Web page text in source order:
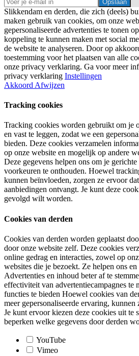
Opslaan
Slikkendam en derden, die zich (deels)
maken gebruik van cookies, om onze
gepersonaliseerde advertenties te tonen
koppeling te kunnen maken met social
de website te analyseren. Door op
toestemming voor het plaatsen van alle
onze privacy verklaring. Ga voor meer
privacy verklaring Instellingen
Akkoord Afwijzen
Tracking cookies
Tracking cookies worden gebruikt om je
en vast te leggen, zodat we een
bieden. Deze cookies verzamelen
op onze website en mogelijk op andere
Deze gegevens helpen ons om je
voorkeuren te onthouden. Hoewel
kunnen beïnvloeden, zorgen ze ervoor
aanbiedingen ontvangt. Je kunt deze
gevolgd wilt worden.
Cookies van derden
Cookies van derden worden geplaatst
door onze website zelf. Deze cookies
online gedrag en interacties, zowel op
websites die je bezoekt. Ze helpen ons
Advertenties en inhoud beter af te
effectiviteit van advertentiecampagnes te
functies te bieden Hoewel cookies van
meer gepersonaliseerde ervaring,
Je kunt ervoor kiezen deze cookies uit te
beperken welke gegevens door derden
YouTube
Vimeo